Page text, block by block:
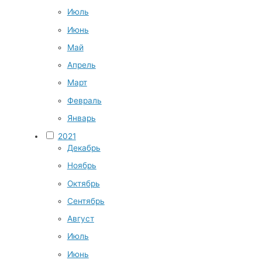
Июль
Июнь
Май
Апрель
Март
Февраль
Январь
2021
Декабрь
Ноябрь
Октябрь
Сентябрь
Август
Июль
Июнь